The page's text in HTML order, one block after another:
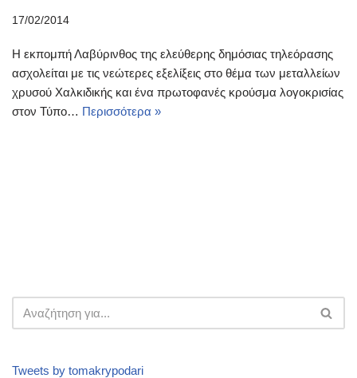
17/02/2014
Η εκπομπή Λαβύρινθος της ελεύθερης δημόσιας τηλεόρασης
ασχολείται με τις νεώτερες εξελίξεις στο θέμα των μεταλλείων
χρυσού Χαλκιδικής και ένα πρωτοφανές κρούσμα λογοκρισίας
στον Τύπο… Περισσότερα »
Tweets by tomakrypodari